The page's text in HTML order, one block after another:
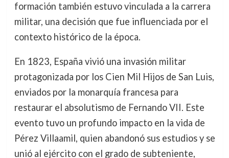
formación también estuvo vinculada a la carrera
militar, una decisión que fue influenciada por el
contexto histórico de la época.
En 1823, España vivió una invasión militar
protagonizada por los Cien Mil Hijos de San Luis,
enviados por la monarquía francesa para
restaurar el absolutismo de Fernando VII. Este
evento tuvo un profundo impacto en la vida de
Pérez Villaamil, quien abandonó sus estudios y se
unió al ejército con el grado de subteniente,